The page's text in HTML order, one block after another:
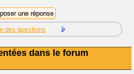
des questions
dans le forum